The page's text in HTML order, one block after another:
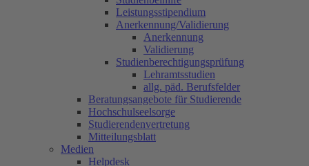
Leistungsstipendium
Anerkennung/Validierung
Anerkennung
Validierung
Studienberechtigungsprüfung
Lehramtsstudien
allg. päd. Berufsfelder
Beratungsangebote für Studierende
Hochschulseelsorge
Studierendenvertretung
Mitteilungsblatt
Medien
Helpdesk